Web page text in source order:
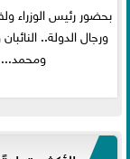
بحضور رئيس الوزراء
ورجال الدولة..
ومحمد...